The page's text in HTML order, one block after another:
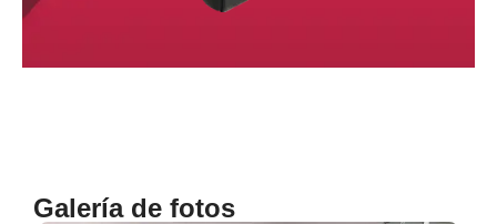
Galería de fotos